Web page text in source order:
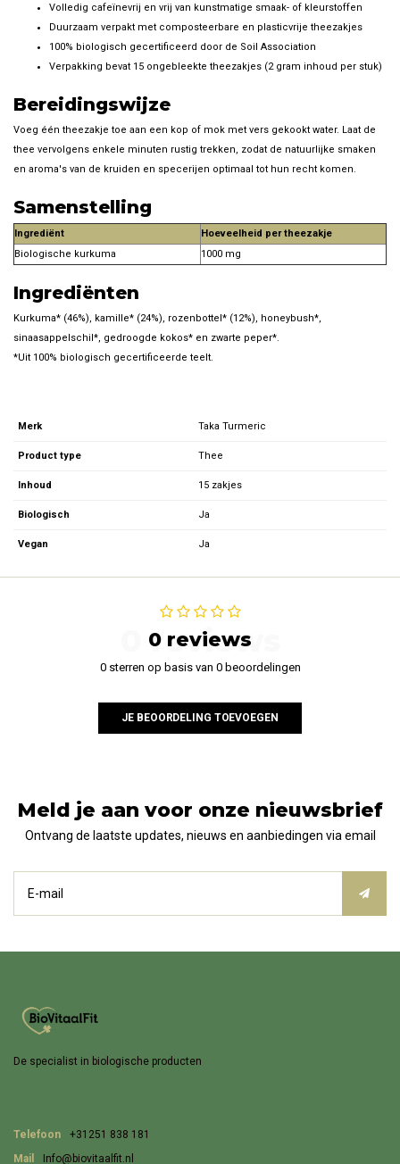
Volledig cafeïnevrij en vrij van kunstmatige smaak- of kleurstoffen
Duurzaam verpakt met composteerbare en plasticvrije theezakjes
100% biologisch gecertificeerd door de Soil Association
Verpakking bevat 15 ongebleekte theezakjes (2 gram inhoud per stuk)
Bereidingswijze
Voeg één theezakje toe aan een kop of mok met vers gekookt water. Laat de
thee vervolgens enkele minuten rustig trekken, zodat de natuurlijke smaken
en aroma's van de kruiden en specerijen optimaal tot hun recht komen.
Samenstelling
Ingrediënt
Hoeveelheid per theezakje
Biologische kurkuma
1000 mg
Ingrediënten
Kurkuma* (46%), kamille* (24%), rozenbottel* (12%), honeybush*,
sinaasappelschil*, gedroogde kokos* en zwarte peper*.
*Uit 100% biologisch gecertificeerde teelt.
Merk Taka Turmeric
Product type Thee
Inhoud 15 zakjes
Biologisch Ja
Vegan Ja
0 reviews
0 reviews
0 sterren op basis van 0 beoordelingen
JE BEOORDELING TOEVOEGEN
Meld je aan voor onze nieuwsbrief
Ontvang de laatste updates, nieuws en aanbiedingen via email
De specialist in biologische producten
Telefoon
+31251 838 181
Mail
Info@biovitaalfit.nl